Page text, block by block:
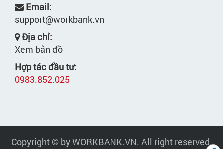
Email:
support@workbank.vn
Địa chỉ:
Xem bản đồ
Hợp tác đầu tư:
0983.852.025
Copyright © by WORKBANK.VN. All right reserved.